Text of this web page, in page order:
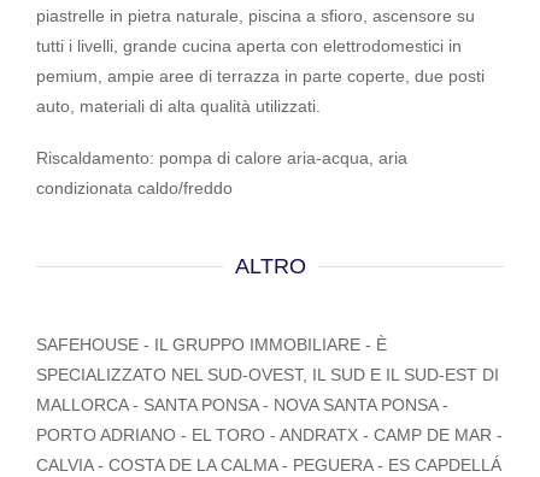
piastrelle in pietra naturale, piscina a sfioro, ascensore su
tutti i livelli, grande cucina aperta con elettrodomestici in
pemium, ampie aree di terrazza in parte coperte, due posti
auto, materiali di alta qualità utilizzati.
Riscaldamento: pompa di calore aria-acqua, aria
condizionata caldo/freddo
ALTRO
SAFEHOUSE - IL GRUPPO IMMOBILIARE - È
SPECIALIZZATO NEL SUD-OVEST, IL SUD E IL SUD-EST DI
MALLORCA - SANTA PONSA - NOVA SANTA PONSA -
PORTO ADRIANO - EL TORO - ANDRATX - CAMP DE MAR -
CALVIA - COSTA DE LA CALMA - PEGUERA - ES CAPDELLÁ